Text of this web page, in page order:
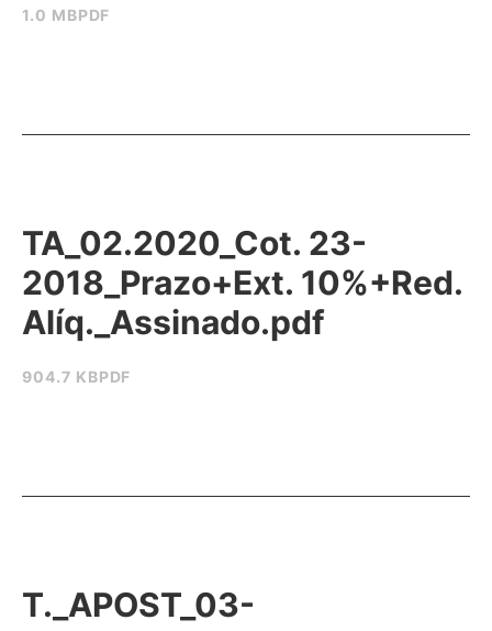
1.0 MBPDF
904.7 KBPDF
TA_02.2020_Cot. 23-
2018_Prazo+Ext. 10%+Red.
Alíq._Assinado.pdf
T._APOST_03-